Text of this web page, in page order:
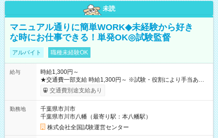
未読
マニュアル通りに簡単WORK◆未経験から好き
な時にお仕事できる！単発OK◎試験監督
アルバイト 職種未経験OK
給与
時給1,300円～
★交通費一部支給 時給1,300円～ ※試験・役割により手当あり
※勤務回数により昇給あり 【即給（前払い）オプションあ
り！】 希望される場合、勤務から1週間ほどで給与の一部を受け
例】 ・河合塾模擬試験 8:30～17:30（休憩1時間） 時給1,300円
×8時間＝日収10,400円＋交通費 ※当日の役割により時給＋100
円の場合あり ・国家試験 7:00～13:30（休憩なし） 時給1,300
円（役割手当＋100円）×6時間＝日収8,400円＋交通費 【試用期
交通費別途支給あり
勤務地
千葉県市川市
千葉県市川市八幡（最寄り駅：本八幡駅）
株式会社全国試験運営センター